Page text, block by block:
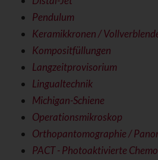
Pendulum
Keramikkronen /
Kompositfüllungen
Langzeitprovisorium
Lingualtechnik
Michigan-Schiene
Operationsmikroskop
Orthopantomographie /
PACT - Photoaktivierte